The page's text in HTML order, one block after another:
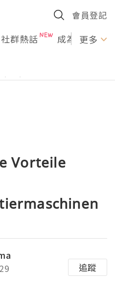
會員登記
社群熱話 成為U更多
Vorteile
追蹤